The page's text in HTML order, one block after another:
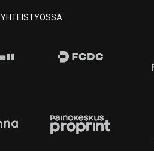
YHTEISTYÖSSÄ